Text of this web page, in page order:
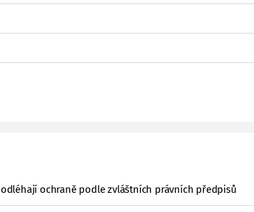
ochraně podle zvláštních právních předpisů